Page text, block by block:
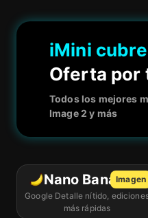
iMini
Oferta por
Todos los mejores
Image 2 y más
Imagen
Nano Banana 2
Google Detalle nítido,
más rápidas